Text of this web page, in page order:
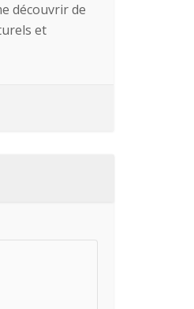
découvrir de
et